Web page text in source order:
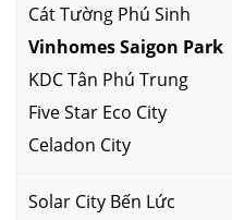
Cát Tường Phú Sinh
Vinhomes Saigon Park
KDC Tân Phú Trung
Five Star Eco City
Celadon City
Solar City Bến Lức